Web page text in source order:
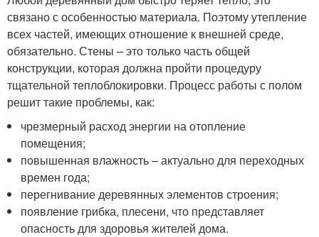
связано с особенностью материала. Поэтому утепление
всех частей, имеющих отношение к внешней среде,
обязательно. Стены – это только часть общей
конструкции, которая должна пройти процедуру
тщательной теплоблокировки. Процесс работы с полом
решит такие проблемы, как:
чрезмерный расход энергии на отопление
помещения;
повышенная влажность – актуально для переходных
времен года;
перегнивание деревянных элементов строения;
появление грибка, плесени, что представляет
опасность для здоровья жителей дома.